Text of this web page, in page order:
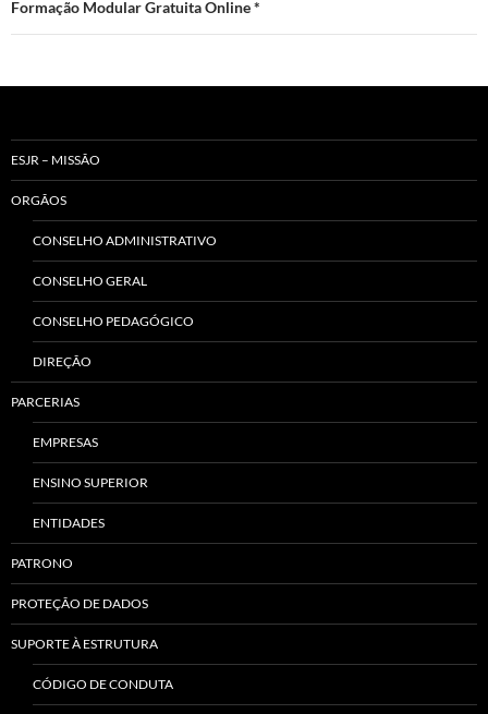
Formação Modular Gratuita Online *
ESJR – MISSÃO
ORGÃOS
CONSELHO ADMINISTRATIVO
CONSELHO GERAL
CONSELHO PEDAGÓGICO
DIREÇÃO
PARCERIAS
EMPRESAS
ENSINO SUPERIOR
ENTIDADES
PATRONO
PROTEÇÃO DE DADOS
SUPORTE À ESTRUTURA
CÓDIGO DE CONDUTA